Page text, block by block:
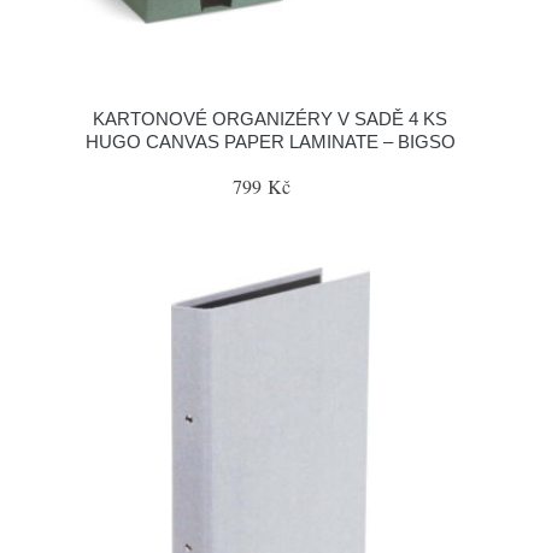
KARTONOVÉ ORGANIZÉRY V SADĚ 4 KS
HUGO CANVAS PAPER LAMINATE – BIGSO
799 Kč